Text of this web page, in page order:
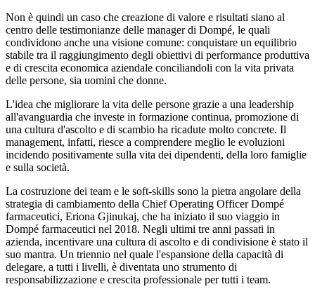
Non è quindi un caso che creazione di valore e risultati siano al
centro delle testimonianze delle manager di Dompé, le quali
condividono anche una visione comune: conquistare un equilibrio
stabile tra il raggiungimento degli obiettivi di performance produttiva
e di crescita economica aziendale conciliandoli con la vita privata
delle persone, sia uomini che donne.
L'idea che migliorare la vita delle persone grazie a una leadership
all'avanguardia che investe in formazione continua, promozione di
una cultura d'ascolto e di scambio ha ricadute molto concrete. Il
management, infatti, riesce a comprendere meglio le evoluzioni
incidendo positivamente sulla vita dei dipendenti, della loro famiglie
e sulla società.
La costruzione dei team e le soft-skills sono la pietra angolare della
strategia di cambiamento della Chief Operating Officer Dompé
farmaceutici, Eriona Gjinukaj, che ha iniziato il suo viaggio in
Dompé farmaceutici nel 2018. Negli ultimi tre anni passati in
azienda, incentivare una cultura di ascolto e di condivisione è stato il
suo mantra. Un triennio nel quale l'espansione della capacità di
delegare, a tutti i livelli, è diventata uno strumento di
responsabilizzazione e crescita professionale per tutti i team.